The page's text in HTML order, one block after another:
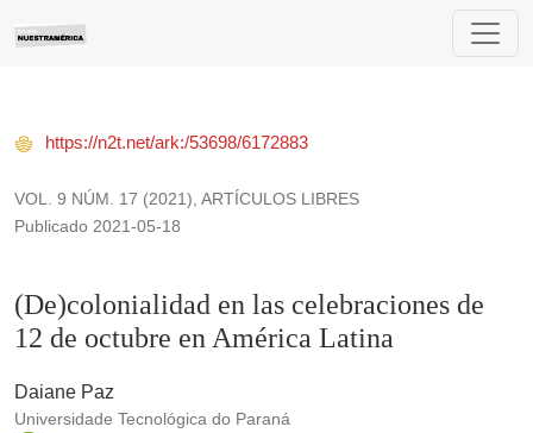
(De)colonialidad en las celebraciones de 12 de octubre en
VOL. 9 NÚM. 17 (2021) ARTÍCULOS LIBRES
(De)colonialidad en las celebraciones de
12 de octubre en América Latina
https://n2t.net/ark:/53698/6172883
Publicado 2021-05-18
Daiane Paz
Universidade Tecnológica do Paraná